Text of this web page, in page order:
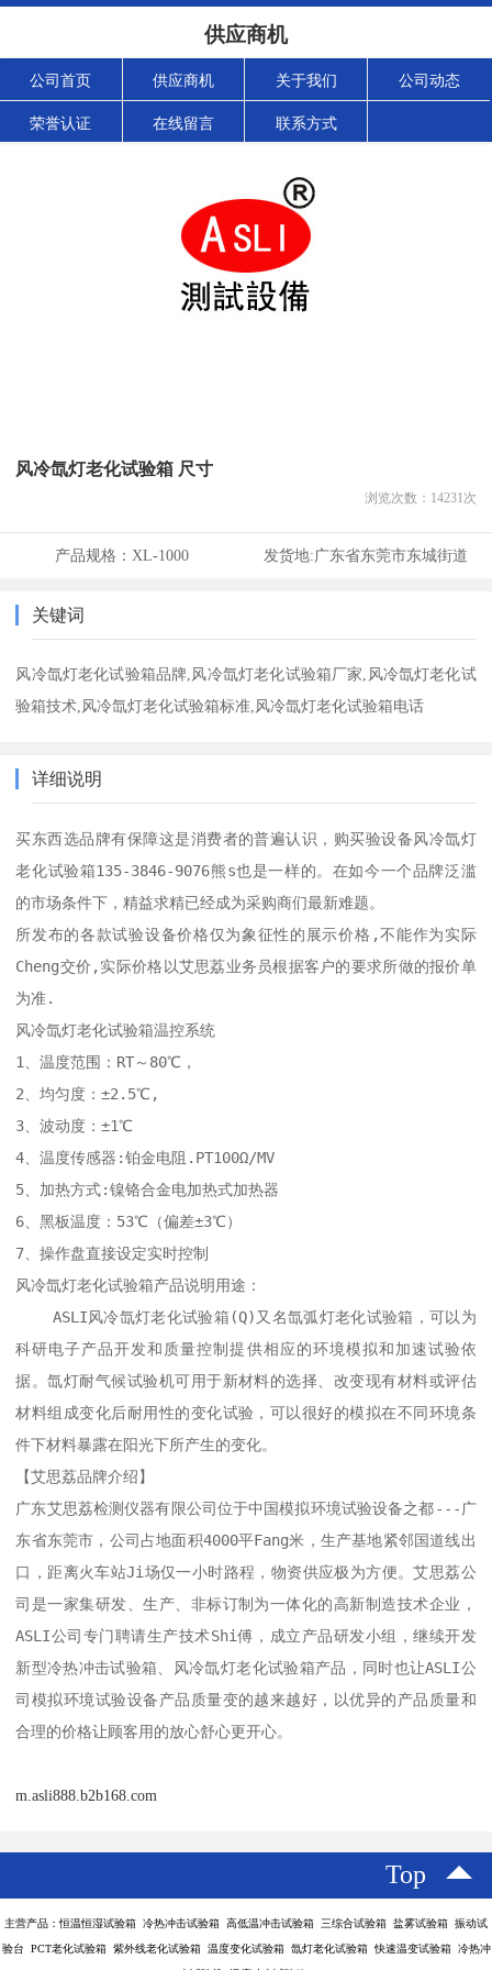
供应商机
公司首页 供应商机 关于我们 公司动态
荣誉认证 在线留言 联系方式
风冷氙灯老化试验箱 尺寸
浏览次数： 14231次
产品规格： XL-1000 发货地:广东省东莞市东城街道
关键词
风冷氙灯老化试验箱品牌,风冷氙灯老化试验箱厂家,风冷氙灯老化试
验箱技术,风冷氙灯老化试验箱标准,风冷氙灯老化试验箱电话
详细说明
买东西选品牌有保障这是消费者的普遍认识，购买验设备风冷氙灯
老化试验箱135-3846-9076熊s也是一样的。在如今一个品牌泛滥
的市场条件下，精益求精已经成为采购商们最新难题。
所发布的各款试验设备价格仅为象征性的展示价格,不能作为实际
Cheng交价,实际价格以艾思荔业务员根据客户的要求所做的报价单
为准.
风冷氙灯老化试验箱温控系统
1、温度范围：RT～80℃，
2、均匀度：±2.5℃,
3、波动度：±1℃
4、温度传感器:铂金电阻.PT100Ω/MV
5、加热方式:镍铬合金电加热式加热器
6、黑板温度：53℃（偏差±3℃）
7、操作盘直接设定实时控制
风冷氙灯老化试验箱产品说明用途：
科研电子产品开发和质量控制提供相应的环境模拟和加速试验依
据。氙灯耐气候试验机可用于新材料的选择、改变现有材料或评估
材料组成变化后耐用性的变化试验，可以很好的模拟在不同环境条
件下材料暴露在阳光下所产生的变化。
【艾思荔品牌介绍】
广东艾思荔检测仪器有限公司位于中国模拟环境试验设备之都---广
东省东莞市，公司占地面积4000平Fang米，生产基地紧邻国道线出
口，距离火车站Ji场仅一小时路程，物资供应极为方便。艾思荔公
司是一家集研发、生产、非标订制为一体化的高新制造技术企业，
ASLI公司专门聘请生产技术Shi傅，成立产品研发小组，继续开发
新型冷热冲击试验箱、风冷氙灯老化试验箱产品，同时也让ASLI公
司模拟环境试验设备产品质量变的越来越好，以优异的产品质量和
合理的价格让顾客用的放心舒心更开心。
m.asli888.b2b168.com
Top
主营产品：恒温恒湿试验箱 冷热冲击试验箱 高低温冲击试验箱 三综合试验箱 盐雾试验箱 振动试
验台 PCT老化试验箱 紫外线老化试验箱 温度变化试验箱 氙灯老化试验箱 快速温变试验箱 冷热冲